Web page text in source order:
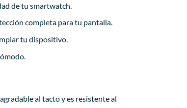
de tu smartwatch.
completa para tu pantalla.
tu dispositivo.
al tacto y es resistente al